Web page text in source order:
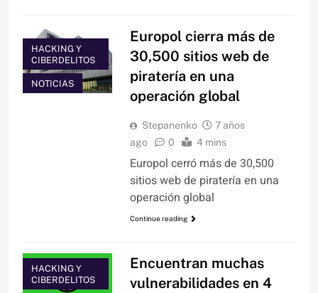
HACKING Y
CIBERDELITOS
NOTICIAS
Europol cierra más de
30,500 sitios web de
piratería en una
operación global
Stepanenko
7 años
ago
0 4 mins
Europol cerró más de 30,500
sitios web de piratería en una
operación global
Continue reading
HACKING Y
CIBERDELITOS
Encuentran muchas
vulnerabilidades en 4